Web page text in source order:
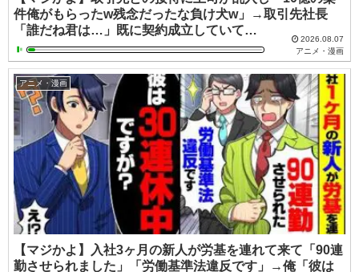
件俺がもらったw残念だったな負け犬w」→取引先社長
「誰だね君は…」既に契約成立していて…
2026.08.07
アニメ・漫画
アニメ・漫画
【マジかよ】入社3ヶ月の新人が労基を連れて来て「90連
勤させられました」「労働基準法違反です」→俺「彼は